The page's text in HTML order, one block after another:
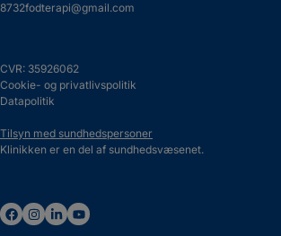
8732fodterapi@gmail.com
CVR: 35926062
Cookie- og privatlivspolitik
Datapolitik
Tilsyn med sundhedspersoner
Klinikken er en del af sundhedsvæsenet.